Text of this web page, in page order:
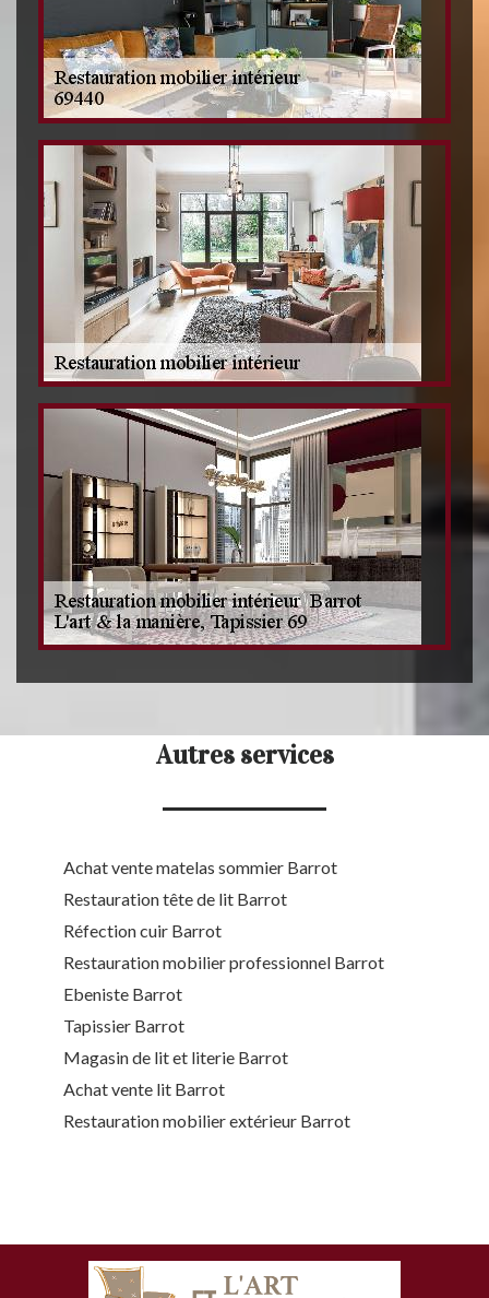
Autres services
Achat vente matelas sommier Barrot
Restauration tête de lit Barrot
Réfection cuir Barrot
Restauration mobilier professionnel Barrot
Ebeniste Barrot
Tapissier Barrot
Magasin de lit et literie Barrot
Achat vente lit Barrot
Restauration mobilier extérieur Barrot